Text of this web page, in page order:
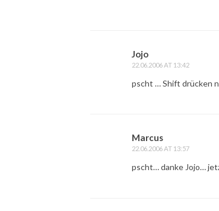
Jojo
22.06.2006 AT 13:42
pscht … Shift drücken
Marcus
22.06.2006 AT 13:57
pscht… danke Jojo…